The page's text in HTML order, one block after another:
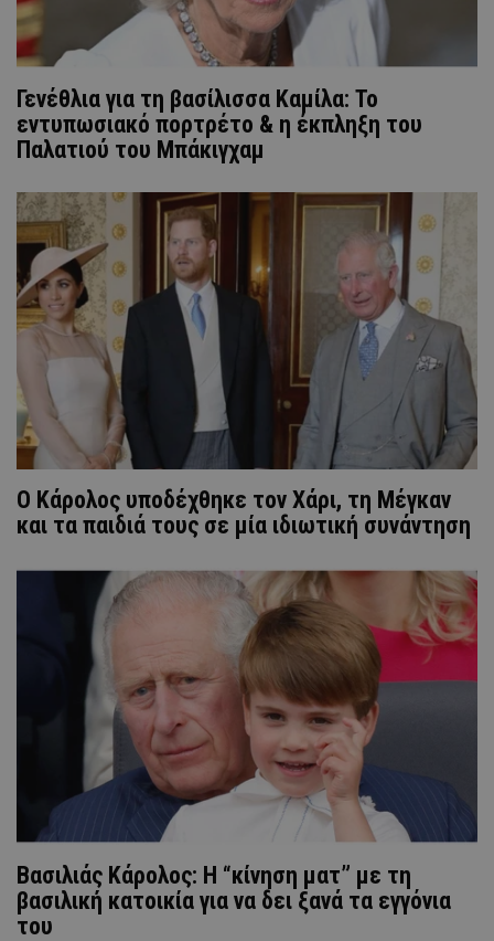
Γενέθλια για τη βασίλισσα Καμίλα: Το
εντυπωσιακό πορτρέτο & η έκπληξη του
Παλατιού του Μπάκιγχαμ
Ο Κάρολος υποδέχθηκε τον Χάρι, τη Μέγκαν
και τα παιδιά τους σε μία ιδιωτική συνάντηση
Βασιλιάς Κάρολος: Η “κίνηση ματ” με τη
βασιλική κατοικία για να δει ξανά τα εγγόνια
του